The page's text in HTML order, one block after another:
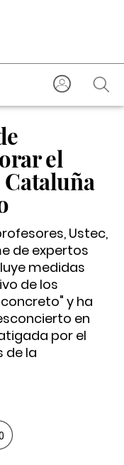
el
Ustec,
de expertos
medidas
de los
y ha
en
por el
de la